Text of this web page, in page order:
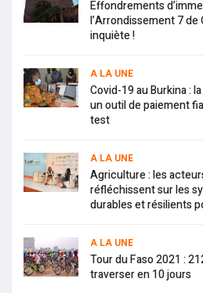
Effondrements
l’Arrondissement 7 de
inquiète !
A LA UNE
Covid-19 au Burkina :
un outil de paiement
test
A LA UNE
Agriculture : les
réfléchissent sur les
durables et résilients
A LA UNE
Tour du Faso 2021 :
traverser en 10 jours